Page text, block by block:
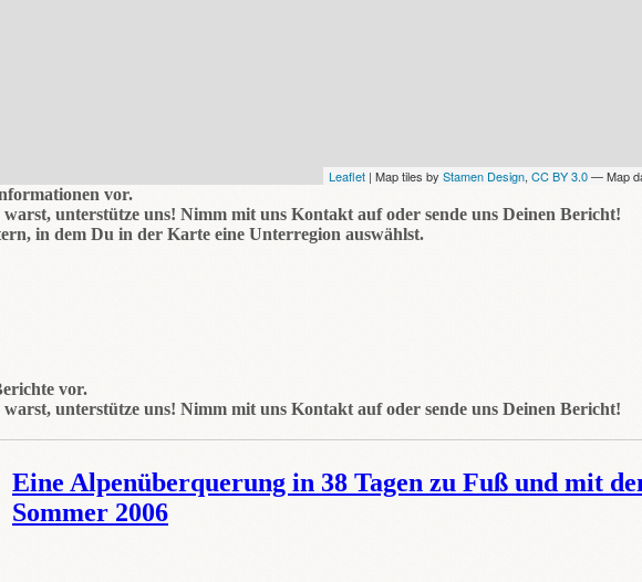
Leaflet | Map tiles by Stamen Design, CC BY 3.0— Map
vor.
unterstütze uns! Nimm mit uns Kontakt auf oder sende uns Deinen Bericht!
in dem Du in der Karte eine Unterregion auswählst.
vor.
unterstütze uns! Nimm mit uns Kontakt auf oder sende uns Deinen Bericht!
Eine Alpenüberquerung in 38 Tagen zu Fuß und mit
Sommer 2006